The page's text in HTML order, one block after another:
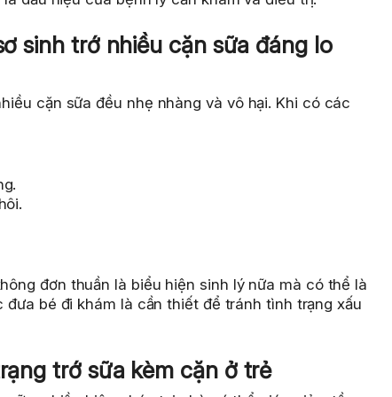
sinh trớ nhiều cặn sữa đáng lo
cặn sữa đều nhẹ nhàng và vô hại. Khi có các
đơn thuần là biểu hiện sinh lý nữa mà có thể là
bé đi khám là cần thiết để tránh tình trạng xấu
trớ sữa kèm cặn ở trẻ